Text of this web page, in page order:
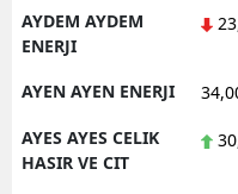
AYDEM AYDEM
ENERJI
AYEN AYEN ENERJI
AYES AYES CELIK
HASIR VE CIT